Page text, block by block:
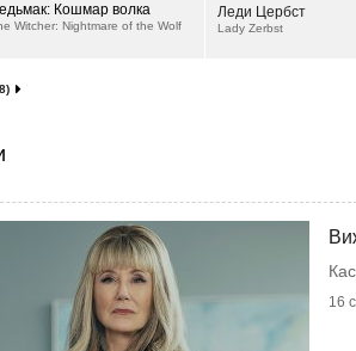
Кошмар волка
Witcher: Nightmare of the Wolf
Леди Цербст
Lady Zerbst
16